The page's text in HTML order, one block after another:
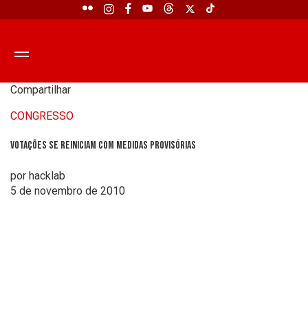
Compartilhar
CONGRESSO
Votações se reiniciam com Medidas Provisórias
por hacklab
5 de novembro de 2010